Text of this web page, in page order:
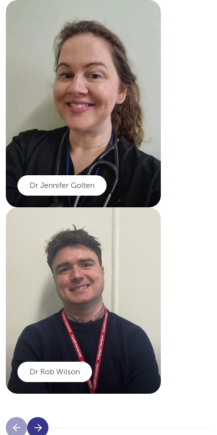
Katie Gilmour
Uwch Reolwr Nyrsio Ymchwil,
yn astudio ar gyfer MRes gyda
Phrifysgol Stirling ar hyn o bryd
ac yn aelod o Bwyllgor Moeseg
Ymchwil yn Ymchwil Iechyd a
Gofal Cymru.
Darllenwch mwy
Dr Jennifer Golten
Dr Jennifer Golten
Ymchwilio i radiotherapi ar
gyfer glioma gradd uchel ac isel
a chydweithio â CUBRIC ar
ddefnyddio MRI microstrwythur
i ddelweddu glioblastoma.
Darllenwch mwy
Dr Rob Wilson
Dr Rob Wilson